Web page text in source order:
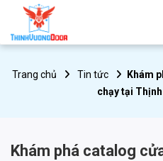
Trang chủ Tin tức
Khám
chạy tại
Khám phá catalog